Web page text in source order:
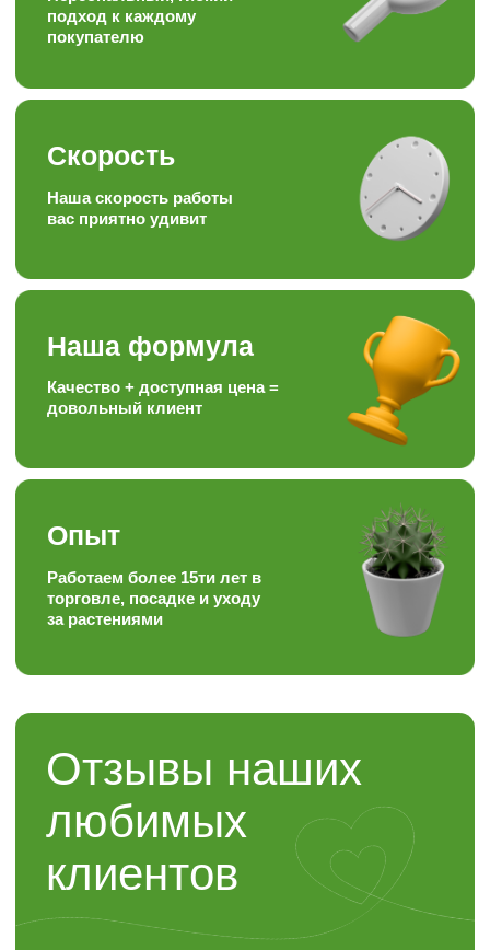
Контакты
“ЯР”Садовый центр
ул. Сиреневая, 2 "А"
Пн-Вс 08:00 - 18:00